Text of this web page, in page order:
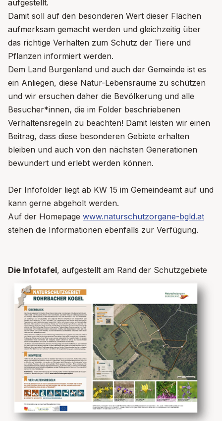
aufgestellt.
Damit soll auf den besonderen Wert dieser Flächen
aufmerksam gemacht werden und gleichzeitig über
das richtige Verhalten zum Schutz der Tiere und
Pflanzen informiert werden.
Dem Land Burgenland und auch der Gemeinde ist es
ein Anliegen, diese Natur-Lebensräume zu schützen
und wir ersuchen daher die Bevölkerung und alle
Besucher*innen, die im Folder beschriebenen
Verhaltensregeln zu beachten! Damit leisten wir einen
Beitrag, dass diese besonderen Gebiete erhalten
bleiben und auch von den nächsten Generationen
bewundert und erlebt werden können.
Der Infofolder liegt ab KW 15 im Gemeindeamt auf und
kann gerne abgeholt werden.
Auf der Homepage www.naturschutzorgane-bgld.at
stehen die Informationen ebenfalls zur Verfügung.
Die Infotafel, aufgestellt am Rand der Schutzgebiete